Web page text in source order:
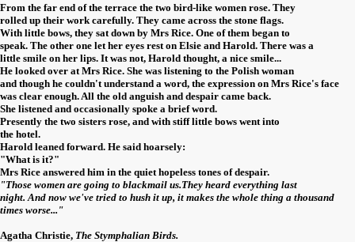
From the far end of the terrace the two bird-like women rose. They
rolled up their work carefully. They came across the stone flags.
With little bows, they sat down by Mrs Rice. One of them began to
speak. The other one let her eyes rest on Elsie and Harold. There was a
little smile on her lips. It was not, Harold thought, a nice smile...
He looked over at Mrs Rice. She was listening to the Polish woman
and though he couldn't understand a word, the expression on Mrs Rice's face
was clear enough. All the old anguish and despair came back.
She listened and occasionally spoke a brief word.
Presently the two sisters rose, and with stiff little bows went into
the hotel.
Harold leaned forward. He said hoarsely:
"What is it?"
Mrs Rice answered him in the quiet hopeless tones of despair.
"Those women are going to blackmail us.They heard everything last
night. And now we've tried to hush it up, it makes the whole thing a thousand
times worse..."
Agatha Christie, The Stymphalian Birds.